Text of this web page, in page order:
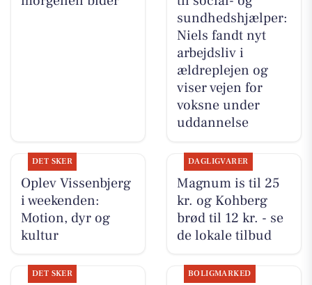
sundhedshjælper:
Niels fandt nyt
arbejdsliv i
ældreplejen og
viser vejen for
voksne under
uddannelse
DET SKER
Oplev Vissenbjerg
i weekenden:
Motion, dyr og
kultur
DAGLIGVARER
Magnum is til 25
kr. og Kohberg
brød til 12 kr. - se
de lokale tilbud
DET SKER BOLIGMARKED